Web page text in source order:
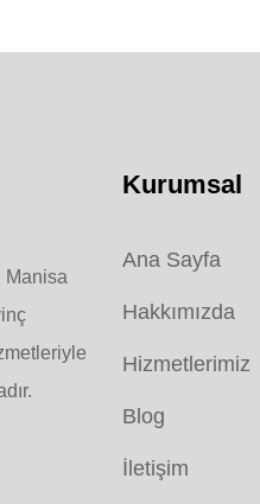
Manisa
Kurumsal
Ana Sayfa
Hakkımızda
Hizmetlerimiz
Blog
İletişim